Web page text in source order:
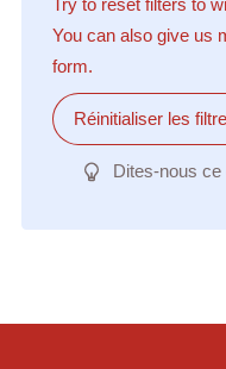
Try to reset filters to
You can also give us
form.
Réinitialiser les
Dites-nous